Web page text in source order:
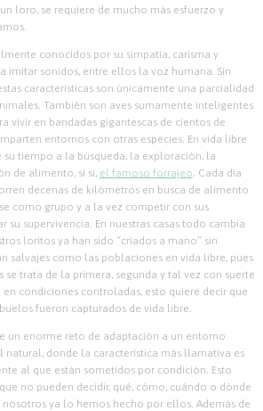
loro, se requiere de mucho más esfuerzo y
conocidos por su simpatía, carisma y
imitar sonidos, entre ellos la voz humana. Sin
características son únicamente una parcialidad
También son aves sumamente inteligentes
vivir en bandadas gigantescas de cientos de
entornos con otras especies. En vida libre
tiempo a la búsqueda, la exploración, la
de alimento, si si, el famoso forrajeo . Cada día
decenas de kilómetros en busca de alimento
como grupo y a la vez competir con sus
su supervivencia. En nuestras casas todo cambia
loritos ya han sido “criados a mano” sin
salvajes como las poblaciones en vida libre, pues
se trata de la primera, segunda y tal vez con suerte
condiciones controladas, esto quiere decir que
fueron capturados de vida libre.
un enorme reto de adaptación a un entorno
donde la característica más llamativa es
al que están sometidos por condición. Esto
no pueden decidir, qué, cómo, cuándo o dónde
ya lo hemos hecho por ellos. Además de